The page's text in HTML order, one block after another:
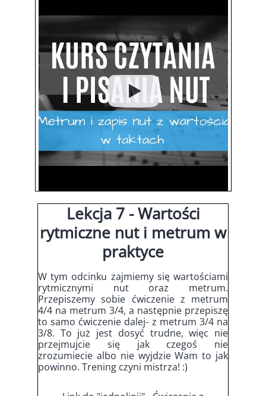
Lekcja 7 - Wartości
rytmiczne nut i metrum w
praktyce
W tym odcinku zajmiemy się wartościami
rytmicznymi nut oraz metrum.
Przepiszemy sobie ćwiczenie z metrum
4/4 na metrum 3/4, a następnie przepiszę
to samo ćwiczenie dalej- z metrum 3/4 na
3/8. To już jest dosyć trudne, więc nie
przejmujcie się jak czegoś nie
zrozumiecie albo nie wyjdzie Wam to jak
powinno. Trening czyni mistrza! :)